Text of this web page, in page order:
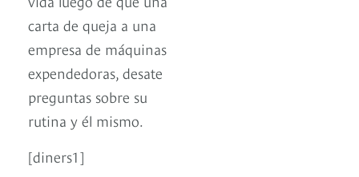
carta de queja a una
empresa de máquinas
expendedoras, desate
preguntas sobre su
rutina y él mismo.
[diners1]